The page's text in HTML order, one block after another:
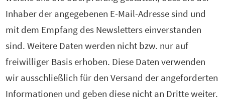
Inhaber der angegebenen E-Mail-Adresse sind und
mit dem Empfang des Newsletters einverstanden
sind. Weitere Daten werden nicht bzw. nur auf
freiwilliger Basis erhoben. Diese Daten verwenden
wir ausschließlich für den Versand der angeforderten
Informationen und geben diese nicht an Dritte weiter.